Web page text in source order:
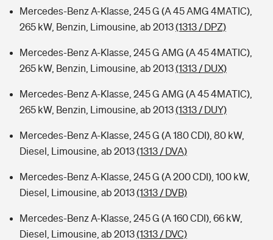
Mercedes-Benz A-Klasse, 245 G (A 45 AMG 4MATIC),
265 kW, Benzin, Limousine, ab 2013(1313 / DPZ)
Mercedes-Benz A-Klasse, 245 G AMG (A 45 4MATIC),
265 kW, Benzin, Limousine, ab 2013(1313 / DUX)
Mercedes-Benz A-Klasse, 245 G AMG (A 45 4MATIC),
265 kW, Benzin, Limousine, ab 2013(1313 / DUY)
Mercedes-Benz A-Klasse, 245 G (A 180 CDI), 80 kW,
Diesel, Limousine, ab 2013(1313 / DVA)
Mercedes-Benz A-Klasse, 245 G (A 200 CDI), 100 kW,
Diesel, Limousine, ab 2013(1313 / DVB)
Mercedes-Benz A-Klasse, 245 G (A 160 CDI), 66 kW,
Diesel, Limousine, ab 2013(1313 / DVC)